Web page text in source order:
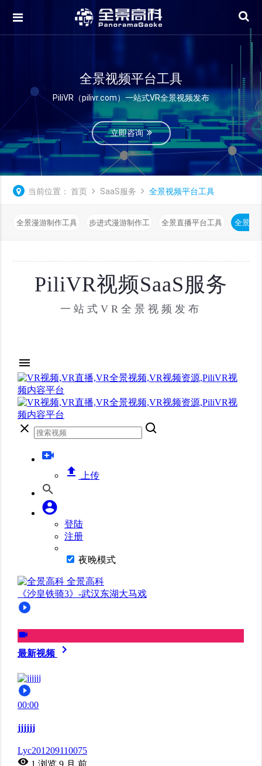
全景视频平台工具
PiliVR（pilivr.com）一站式VR全景视频发布
立即咨询
当前位置： 首页 SaaS服务 全景视频平台工具
全景漫游制作工具
步进式漫游制作工
全景直播平台工具 全景视
PiliVR视频SaaS服务
一站式VR全景视频发布